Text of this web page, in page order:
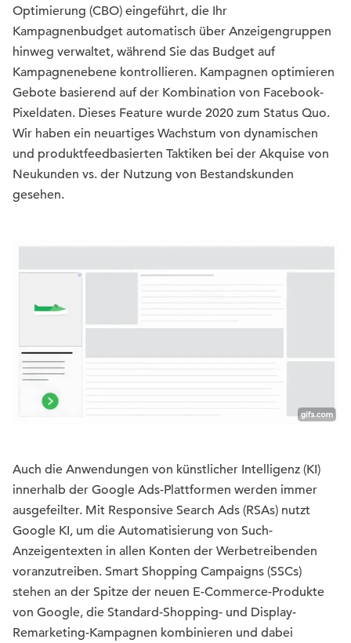
Optimierung (CBO) eingeführt, die Ihr
Kampagnenbudget automatisch über Anzeigengruppen
hinweg verwaltet, während Sie das Budget auf
Kampagnenebene kontrollieren. Kampagnen optimieren
Gebote basierend auf der Kombination von Facebook-
Pixeldaten. Dieses Feature wurde 2020 zum Status Quo.
Wir haben ein neuartiges Wachstum von dynamischen
und produktfeedbasierten Taktiken bei der Akquise von
Neukunden vs. der Nutzung von Bestandskunden
gesehen.
Auch die Anwendungen von künstlicher Intelligenz (KI)
innerhalb der Google Ads-Plattformen werden immer
ausgefeilter. Mit Responsive Search Ads (RSAs) nutzt
Google KI, um die Automatisierung von Such-
Anzeigentexten in allen Konten der Werbetreibenden
voranzutreiben. Smart Shopping Campaigns (SSCs)
stehen an der Spitze der neuen E-Commerce-Produkte
von Google, die Standard-Shopping- und Display-
Remarketing-Kampagnen kombinieren und dabei